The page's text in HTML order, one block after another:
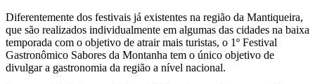
Diferentemente dos festivais já existentes na região da Mantiqueira,
que são realizados individualmente em algumas das cidades na baixa
temporada com o objetivo de atrair mais turistas, o 1º Festival
Gastronômico Sabores da Montanha tem o único objetivo de
divulgar a gastronomia da região a nível nacional.